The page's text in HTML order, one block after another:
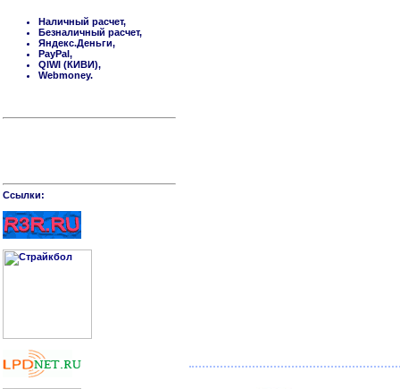
Наличный расчет,
Безналичный расчет,
Яндекс.Деньги,
PayPal,
QIWI (КИВИ),
Webmoney.
Cсылки: